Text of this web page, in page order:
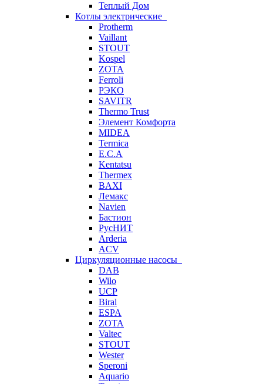
Теплый Дом
Котлы электрические
Protherm
Vaillant
STOUT
Kospel
ZOTA
Ferroli
РЭКО
SAVITR
Thermo Trust
Элемент Комфорта
MIDEA
Termica
E.C.A
Kentatsu
Thermex
BAXI
Лемакс
Navien
Бастион
РусНИТ
Arderia
ACV
Циркуляционные насосы
DAB
Wilo
UCP
Biral
ESPA
ZOTA
Valtec
STOUT
Wester
Speroni
Aquario